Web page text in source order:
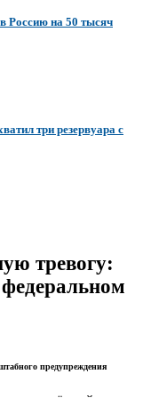
Россию на 50 тысяч
три резервуара с
тревогу:
предупреждения